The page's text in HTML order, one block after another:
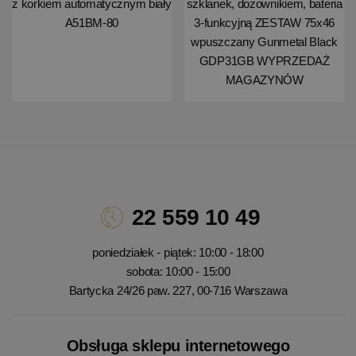
z korkiem automatycznym biały
A51BM-80
szklanek, dozownikiem, bateria
3-funkcyjną ZESTAW 75x46
wpuszczany Gunmetal Black
GDP31GB WYPRZEDAŻ
MAGAZYNÓW
22 559 10 49
poniedziałek - piątek: 10:00 - 18:00
sobota: 10:00 - 15:00
Bartycka 24/26 paw. 227, 00-716 Warszawa
Obsługa sklepu internetowego